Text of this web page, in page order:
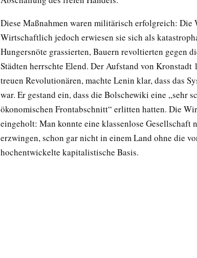
Diese Maßnahmen waren militärisch erfolgreich: Die
Wirtschaftlich jedoch erwiesen sie sich als
Hungersnöte grassierten, Bauern revoltierten gegen
Städten herrschte Elend. Der Aufstand von Kronstadt
treuen Revolutionären, machte Lenin klar, dass das
war. Er gestand ein, dass die Bolschewiki eine „sehr
ökonomischen Frontabschnitt“ erlitten hatten. Die
eingeholt: Man konnte eine klassenlose Gesellschaft
erzwingen, schon gar nicht in einem Land ohne die
hochentwickelte kapitalistische Basis.